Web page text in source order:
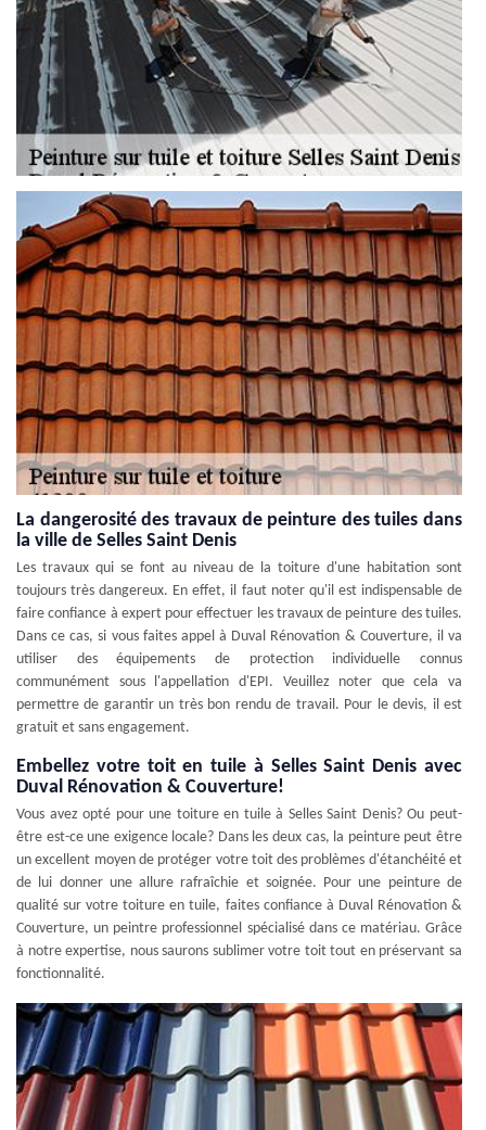
La dangerosité des travaux de peinture des tuiles dans
la ville de Selles Saint Denis
Les travaux qui se font au niveau de la toiture d'une habitation sont
toujours très dangereux. En effet, il faut noter qu'il est indispensable de
faire confiance à expert pour effectuer les travaux de peinture des tuiles.
Dans ce cas, si vous faites appel à Duval Rénovation & Couverture, il va
utiliser des équipements de protection individuelle connus
communément sous l'appellation d'EPI. Veuillez noter que cela va
permettre de garantir un très bon rendu de travail. Pour le devis, il est
gratuit et sans engagement.
Embellez votre toit en tuile à Selles Saint Denis avec
Duval Rénovation & Couverture!
Vous avez opté pour une toiture en tuile à Selles Saint Denis? Ou peut-
être est-ce une exigence locale? Dans les deux cas, la peinture peut être
un excellent moyen de protéger votre toit des problèmes d'étanchéité et
de lui donner une allure rafraîchie et soignée. Pour une peinture de
qualité sur votre toiture en tuile, faites confiance à Duval Rénovation &
Couverture, un peintre professionnel spécialisé dans ce matériau. Grâce
à notre expertise, nous saurons sublimer votre toit tout en préservant sa
fonctionnalité.